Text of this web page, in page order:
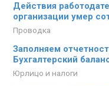
Действия
организации умер
Проводка
Заполняем
Бухгалтерский
Юрлицо и налоги